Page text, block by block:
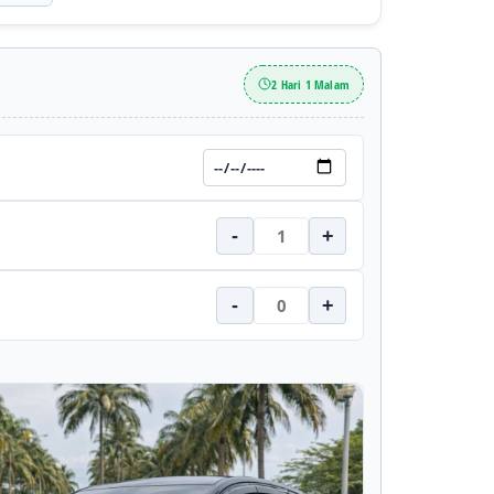
2 Hari 1 Malam
- +
- +